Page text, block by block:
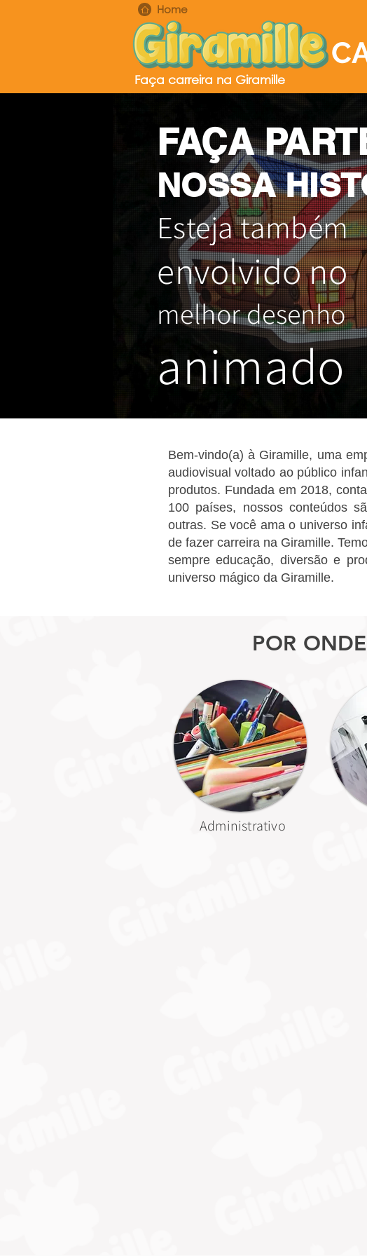
Home
Faça carreira na Giramille
FAÇA
NOSSA
Esteja também
envolvido no
melhor desenho
animado
Bem-vindo(a) à Giramille, uma
audiovisual voltado ao público
produtos. Fundada em 2018,
100 países, nossos conteúdos
outras. Se você ama o universo
de fazer carreira na Giramille.
sempre educação, diversão e
universo mágico da Giramille.
POR
Administrativo